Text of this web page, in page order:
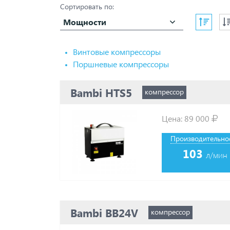
Chicago Pneumatic
Comprag
CrossAir
Dali
Doosan
ET-Compressors
Fiac
Fini
Fubag
GMP
Ingersoll Rand
Сортировать по:
Мощности
Винтовые компрессоры
Поршневые компрессоры
Bambi HTS5 компрессор
Цена: 89 000
103 л/мин
Bambi BB24V компрессор